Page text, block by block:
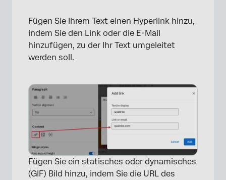
Fügen Sie Ihrem Text einen Hyperlink hinzu,
indem Sie den Link oder die E-Mail
hinzufügen, zu der Ihr Text umgeleitet
werden soll.
Fügen Sie ein statisches oder dynamisches
(GIF) Bild hinzu, indem Sie die URL des